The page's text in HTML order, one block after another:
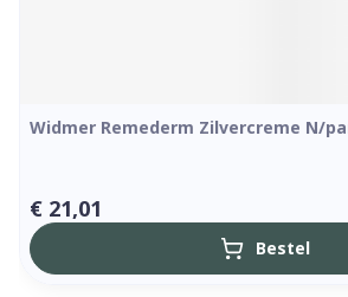
Widmer Remederm Zilvercreme N/
€ 21,01
Bestel